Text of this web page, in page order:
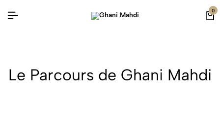
0
Le Parcours de Ghani Mahdi